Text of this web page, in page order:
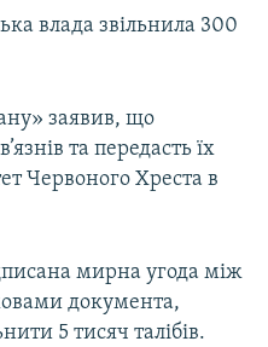
влада звільнила 300
заявив, що
та передасть їх
Червоного Хреста в
мирна угода між
документа,
5 тисяч талібів.